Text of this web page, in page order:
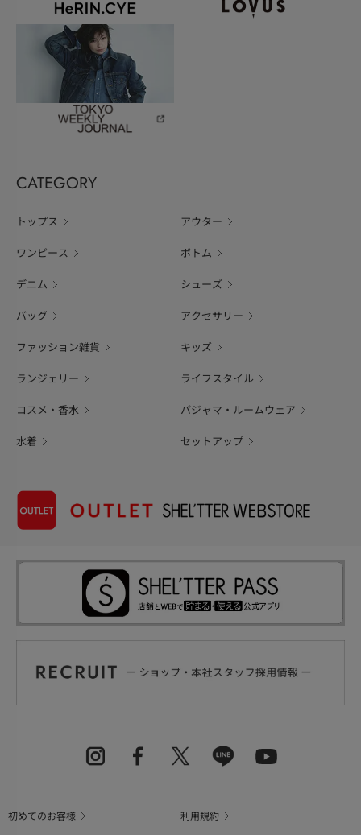
CATEGORY
トップス アウター
ワンピース ボトム
デニム シューズ
バッグ アクセサリー
ファッション雑貨 キッズ
ランジェリー ライフスタイル
コスメ・香水 パジャマ・ルームウェア
水着 セットアップ
初めてのお客様 利用規約